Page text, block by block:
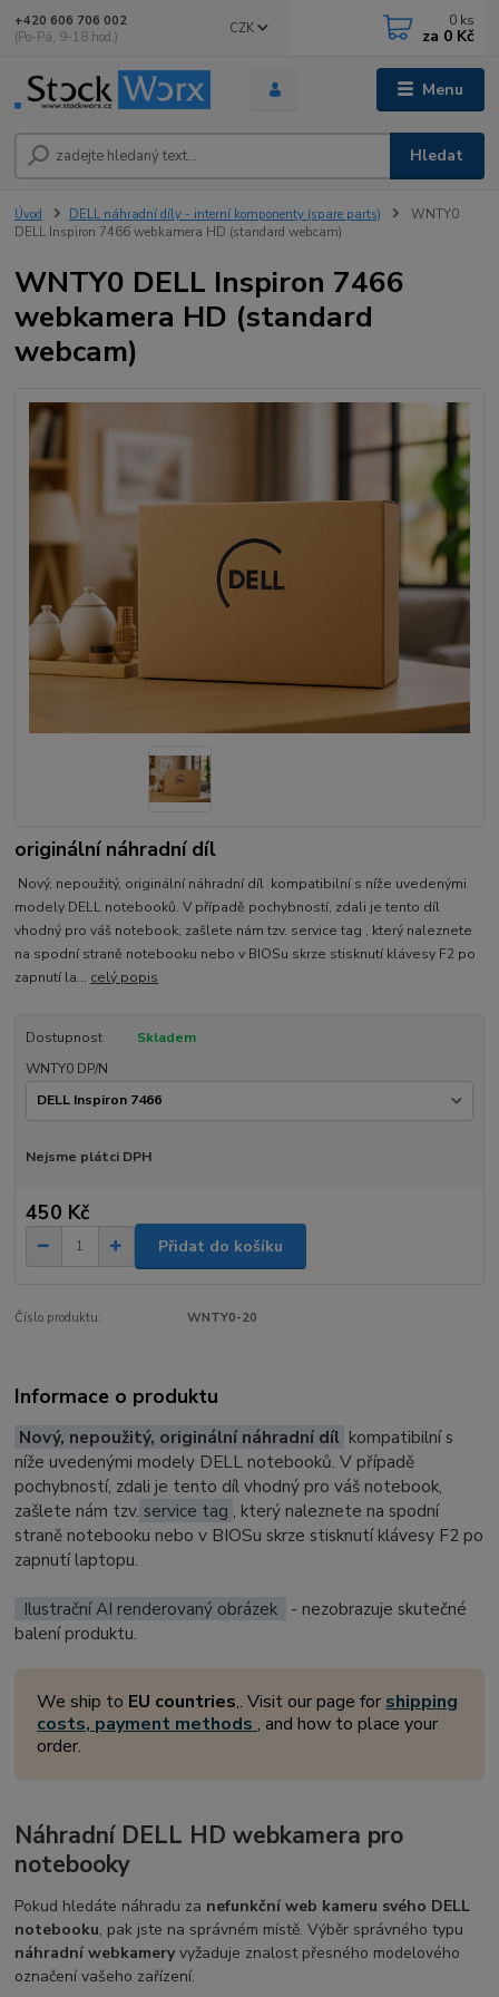
Menu
CZK
Hledat
+420 606 706 002
(Po-Pá, 9-18 hod.)
0 ks
za 0 Kč
Úvod DELL náhradní díly - interní komponenty (spare parts)
WNTY0
DELL Inspiron 7466 webkamera HD (standard webcam)
WNTY0 DELL Inspiron 7466
webkamera HD (standard
webcam)
originální náhradní díl
Nový, nepoužitý, originální náhradní díl kompatibilní s níže uvedenými
modely DELL notebooků. V případě pochybností, zdali je tento díl
vhodný pro váš notebook, zašlete nám tzv. service tag , který naleznete
na spodní straně notebooku nebo v BIOSu skrze stisknutí klávesy F2 po
zapnutí la... celý popis
Dostupnost
Skladem
WNTY0 DP/N
Nejsme plátci DPH
450 Kč
Přidat do košíku
Číslo produktu: WNTY0-20
Informace o produktu
Nový, nepoužitý, originální náhradní díl kompatibilní s
níže uvedenými modely DELL notebooků. V případě
pochybností, zdali je tento díl vhodný pro váš notebook,
zašlete nám tzv. service tag , který naleznete na spodní
straně notebooku nebo v BIOSu skrze stisknutí klávesy F2 po
zapnutí laptopu.
Ilustrační AI renderovaný obrázek
- nezobrazuje skutečné
balení produktu.
We ship to EU countries,. Visit our page for shipping
costs, payment methods, and how to place your
order.
Náhradní DELL HD webkamera pro
notebooky
Pokud hledáte náhradu za nefunkční web kameru svého DELL
notebooku, pak jste na správném místě. Výběr správného typu
náhradní webkameryvyžaduje znalost přesného modelového
označení vašeho zařízení.